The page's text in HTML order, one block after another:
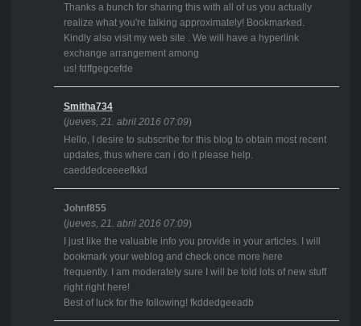
Thanks a bunch for sharing this with all of us you actually
realize what you're talking approximately! Bookmarked.
Kindly also visit my web site . We will have a hyperlink
exchange arrangement among
us! fdffgegcefde
Smitha734
(jueves, 21. abril 2016 07:09)
Hello, I desire to subscribe for this blog to obtain most recent
updates, thus where can i do it please help.
caeddedceeeefkkd
Johnf855
(jueves, 21. abril 2016 07:09)
I just like the valuable info you provide in your articles. I will
bookmark your weblog and check once more here
frequently. I am moderately sure I will be told lots of new stuff
right right here!
Best of luck for the following! fkddedgeeadb